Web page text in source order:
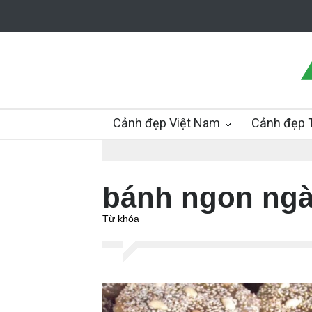
Cảnh đẹp Việt Nam Cảnh đẹp
bánh ngon
Từ khóa